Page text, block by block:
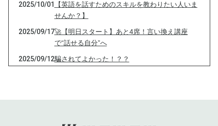
2025/10/01
【英語を話すためのスキルを教わりたい人いま
せんか？】
2025/09/17🚀【明日スタート】あと4席！言い換え講座
で“話せる自分”へ
2025/09/12騙されてよかった！？？
【クレームをいただきました汗】